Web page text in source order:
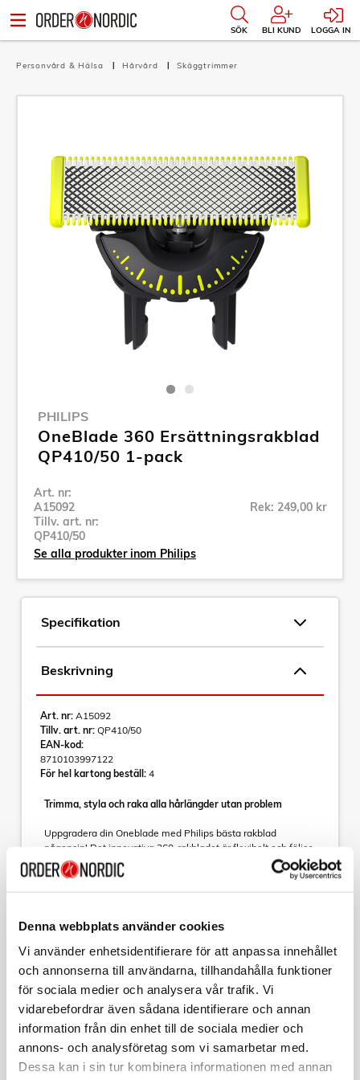
Denna webbplats använder cookies
Vi använder enhetsidentifierare för att anpassa innehållet
och annonserna till användarna, tillhandahålla funktioner
för sociala medier och analysera vår trafik. Vi
vidarebefordrar även sådana identifierare och annan
information från din enhet till de sociala medier och
annons- och analysföretag som vi samarbetar med.
Dessa kan i sin tur kombinera informationen med annan
SÖK BLI KUND LOGGA IN
Personvård & Hälsa Hårvård Skäggtrimmer
PHILIPS
OneBlade 360 Ersättningsrakblad
QP410/50 1-pack
Art. nr:
A15092
Tillv. art. nr:
QP410/50
Rek: 249,00 kr
Se alla produkter inom Philips
Specifikation
Beskrivning
Art. nr: A15092
Tillv. art. nr: QP410/50
EAN-kod:
8710103997122
För hel kartong beställ: 4
Trimma, styla och raka alla hårlängder utan problem
Uppgradera din Oneblade med Philips bästa rakblad
någonsin! Det innovativa 360-rakbladet är flexibelt och följer
ansiktets konturer. Designen ger dig hudkontakt och kontroll.
Det blir enkelt att trimma och raka svåråtkomliga ställen –
med färre drag och ökad komfort (jämfört med QP210).
- Bytesindikator
- Nyhet: 360-rakblad
- Dubbelsidigt blad
- Kan användas i duschen
Passar på alla OneBlade-handtag
Passar alla OneBlade handtag (QP25xx, QP26xx, QP27XX,
QP28XX), OneBlade Pro (QP6504, QP653x, QP654x,
QP665x) förutom QP1XXX, QI1XXX, QP652x, QP651x,
QP662x, QP6505
Sortera
Kollektion
PHILIPS
OneBlade 360 Ersättningsrakblad QP420/50 2-
pack
Art nr: